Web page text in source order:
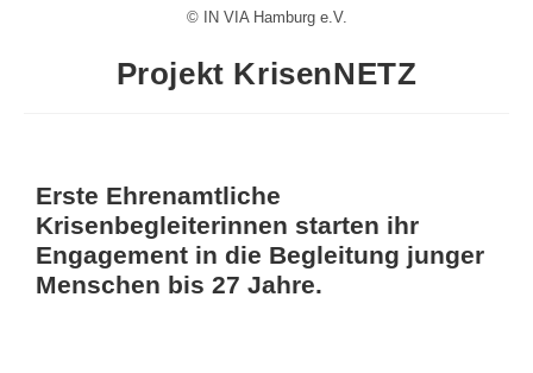
© IN VIA Hamburg e.V.
Projekt KrisenNETZ
Erste Ehrenamtliche
Krisenbegleiterinnen starten ihr
Engagement in die Begleitung junger
Menschen bis 27 Jahre.